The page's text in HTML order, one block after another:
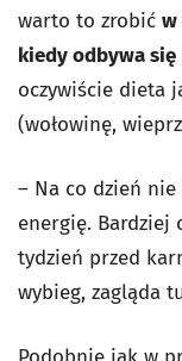
warto to zrobić w
kiedy odbywa
oczywiście dieta
(wołowinę,
– Na co dzień nie
energię. Bardziej
tydzień przed
wybieg, zagląda